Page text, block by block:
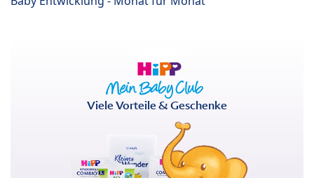
Viele Vorteile & Geschenke